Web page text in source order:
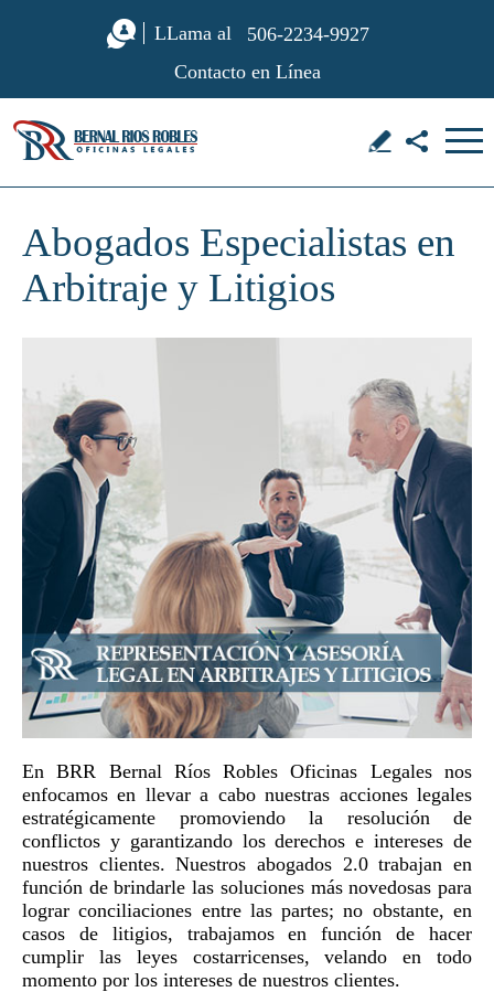
Contacto en Línea
506-2234-9927
LLama al
Abogados Especialistas en
Arbitraje y Litigios
En BRR Bernal Ríos Robles Oficinas Legales nos
enfocamos en llevar a cabo nuestras acciones legales
estratégicamente promoviendo la resolución de
conflictos y garantizando los derechos e intereses de
nuestros clientes. Nuestros abogados 2.0 trabajan en
función de brindarle las soluciones más novedosas para
lograr conciliaciones entre las partes; no obstante, en
casos de litigios, trabajamos en función de hacer
cumplir las leyes costarricenses, velando en todo
momento por los intereses de nuestros clientes.